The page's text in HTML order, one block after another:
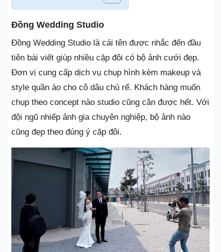
Đồng Wedding Studio
Đồng Wedding Studio là cái tên được nhắc đến đầu
tiên bài viết giúp nhiều cặp đôi có bộ ảnh cưới đẹp.
Đơn vị cung cấp dịch vụ chụp hình kèm makeup và
style quần áo cho cô dâu chú rể. Khách hàng muốn
chụp theo concept nào studio cũng cân được hết. Với
đội ngũ nhiếp ảnh gia chuyên nghiệp, bộ ảnh nào
cũng đẹp theo đúng ý cặp đôi.